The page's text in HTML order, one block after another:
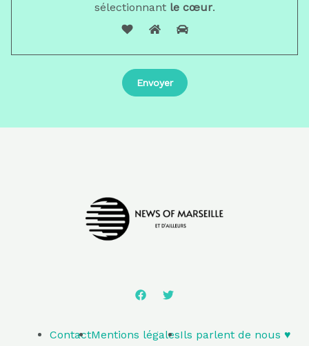
sélectionnantle cœur.
ContactMentions légalesIls parlent de nous ♥️